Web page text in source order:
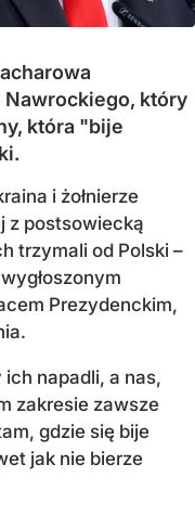
Nawrockiego, który
która "bije
i żołnierze
z postsowiecką
trzymali od Polski –
wygłoszonym
Prezydenckim,
napadli, a nas,
zakresie zawsze
gdzie się bije
jak nie bierze